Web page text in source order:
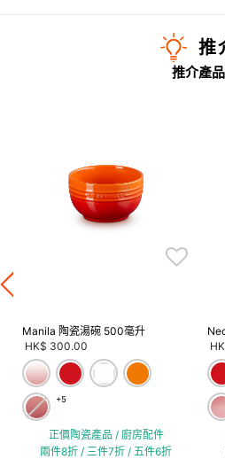
推
推介產品
Manila 陶瓷湯碗 500毫升
HK$ 300.00
+5
正價陶瓷產品 / 廚房配件
兩件8折 / 三件7折 / 五件6折